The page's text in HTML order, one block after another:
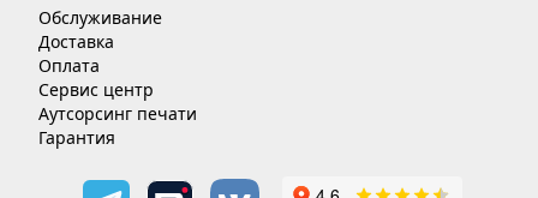
Обслуживание
Доставка
Оплата
Сервис центр
Аутсорсинг печати
Гарантия